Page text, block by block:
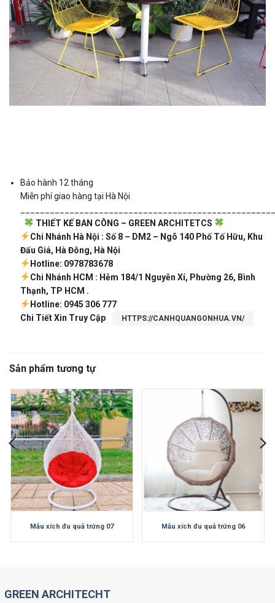
Bảo hành 12 tháng
Miễn phí giao hàng tại Hà Nội
THIẾT KẾ BAN CÔNG – GREEN ARCHITETCS
Chi Nhánh Hà Nội : Số 8 – DM2 – Ngõ 140 Phố Tố Hữu, Khu
Đấu Giá, Hà Đông, Hà Nội
Hotline: 0978783678
Chi Nhánh HCM : Hẻm 184/1 Nguyễn Xí, Phường 26, Bình
Thạnh, TP HCM .
Hotline: 0945 306 777
Chi Tiết Xin Truy Cập
HTTPS://CANHQUANGONHUA.VN/
Sản phẩm tương tự
Mẫu xích đu quả trứng 07 Mẫu xích đu quả trứng 06
GREEN ARCHITECHT